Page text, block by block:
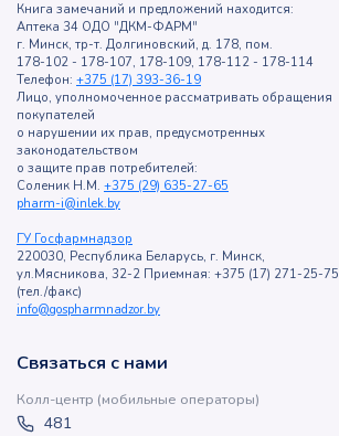
Книга замечаний и предложений находится:
Аптека 34 ОДО "ДКМ-ФАРМ"
г. Минск, тр-т. Долгиновский, д. 178, пом.
178-102 - 178-107, 178-109, 178-112 - 178-114
Телефон: +375 (17) 393-36-19
Лицо, уполномоченное рассматривать обращения
покупателей
о нарушении их прав, предусмотренных
законодательством
о защите прав потребителей:
Соленик Н.М. +375 (29) 635-27-65
pharm-i@inlek.by
ГУ Госфармнадзор
220030, Республика Беларусь, г. Минск,
ул.Мясникова, 32-2 Приемная: +375 (17) 271-25-75
(тел./факс)
info@gospharmnadzor.by
Связаться с нами
Колл-центр (мобильные операторы)
481